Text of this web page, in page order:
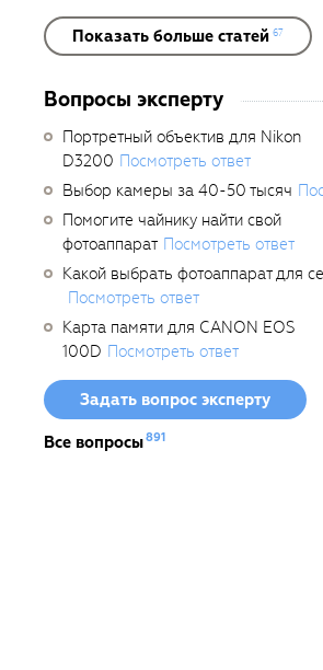
Показать больше статей 67
Вопросы эксперту
Портретный объектив для Nikon
D3200 Посмотреть ответ
Выбор камеры за 40-50 тысяч
Помогите чайнику найти свой
фотоаппарат Посмотреть ответ
Какой выбрать фотоаппарат для
Посмотреть ответ
Карта памяти для CANON EOS
100D Посмотреть ответ
Задать вопрос эксперту
Все вопросы891